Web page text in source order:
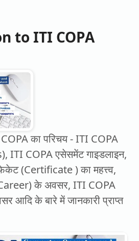
to ITI COPA
का परिचय - ITI COPA
ITI COPA एसेसमेंट गाइडलाइन,
(Certificate ) का महत्त्व,
के अवसर, ITI COPA
आदि के बारे में जानकारी प्राप्त